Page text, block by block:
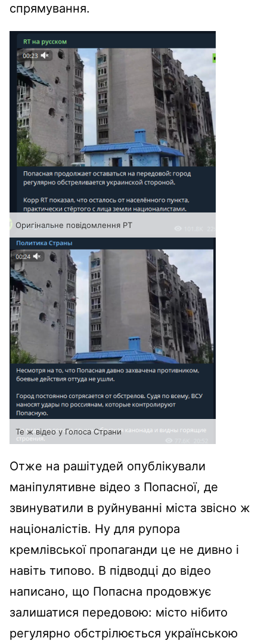
спрямування.
Оригінальне повідомлення РТ
Те ж відео у Голоса Страни
Отже на рашітудей опублікували
маніпулятивне відео з Попасної, де
звинуватили в руйнуванні міста звісно ж
націоналістів. Ну для рупора
кремлівської пропаганди це не дивно і
навіть типово. В підводці до відео
написано, що Попасна продовжує
залишатися передовою: місто нібито
регулярно обстрілюється українською